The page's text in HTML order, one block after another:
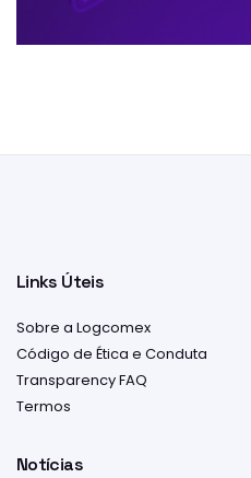
Links Úteis
Sobre a Logcomex
Código de Ética e Conduta
Transparency FAQ
Termos
Notícias